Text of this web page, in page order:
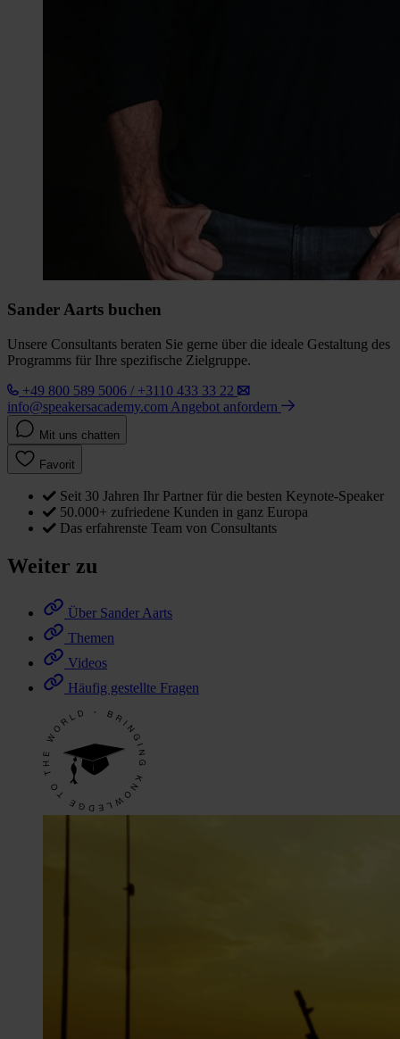
Sander Aarts buchen
Unsere Consultants beraten Sie gerne über die ideale Gestaltung des
Programms für Ihre spezifische Zielgruppe.
+49 800 589 5006 / +3110 433 33 22
info@speakersacademy.com Angebot anfordern
Mit uns chatten
Favorit
Seit 30 Jahren Ihr Partner für die besten Keynote-Speaker
50.000+ zufriedene Kunden in ganz Europa
Das erfahrenste Team von Consultants
Weiter zu
Über Sander Aarts
Themen
Videos
Häufig gestellte Fragen